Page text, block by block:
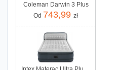
Coleman Darwin 3 Plus
Od 743,99 zł